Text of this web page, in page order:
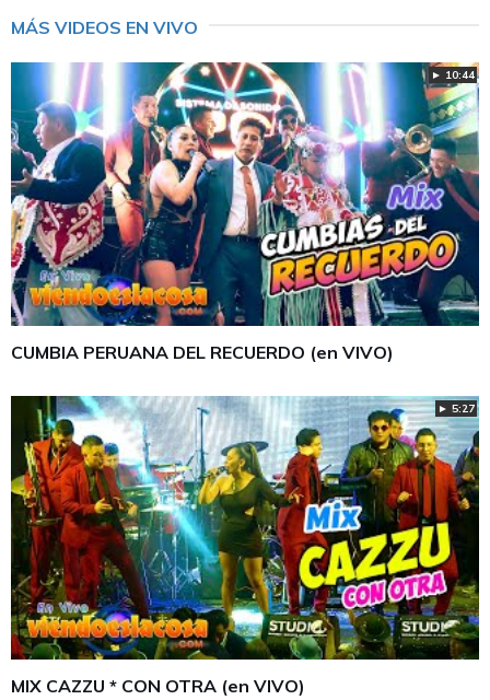
MÁS VIDEOS EN VIVO
► 10:44
CUMBIA PERUANA DEL RECUERDO (en VIVO)
► 5:27
MIX CAZZU * CON OTRA (en VIVO)